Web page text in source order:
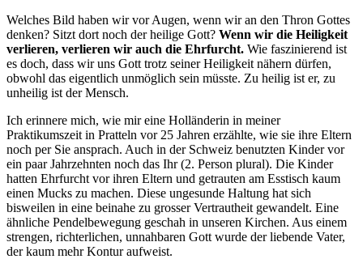
Welches Bild haben wir vor Augen, wenn wir an den Thron Gottes
denken? Sitzt dort noch der heilige Gott? Wenn wir die Heiligkeit
verlieren, verlieren wir auch die Ehrfurcht. Wie faszinierend ist
es doch, dass wir uns Gott trotz seiner Heiligkeit nähern dürfen,
obwohl das eigentlich unmöglich sein müsste. Zu heilig ist er, zu
unheilig ist der Mensch.
Ich erinnere mich, wie mir eine Holländerin in meiner
Praktikumszeit in Pratteln vor 25 Jahren erzählte, wie sie ihre Eltern
noch per Sie ansprach. Auch in der Schweiz benutzten Kinder vor
ein paar Jahrzehnten noch das Ihr (2. Person plural). Die Kinder
hatten Ehrfurcht vor ihren Eltern und getrauten am Esstisch kaum
einen Mucks zu machen. Diese ungesunde Haltung hat sich
bisweilen in eine beinahe zu grosser Vertrautheit gewandelt. Eine
ähnliche Pendelbewegung geschah in unseren Kirchen. Aus einem
strengen, richterlichen, unnahbaren Gott wurde der liebende Vater,
der kaum mehr Kontur aufweist.